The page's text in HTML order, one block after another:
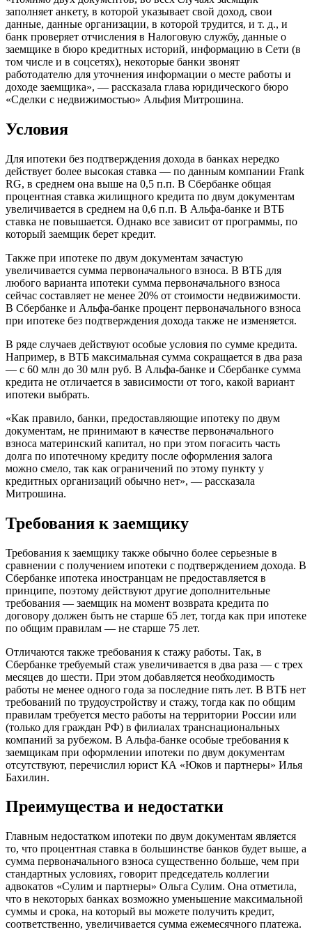
заполняет анкету, в которой указывает свой доход, свои
данные, данные организации, в которой трудится, и т. д., и
банк проверяет отчисления в Налоговую службу, данные о
заемщике в бюро кредитных историй, информацию в Сети (в
том числе и в соцсетях), некоторые банки звонят
работодателю для уточнения информации о месте работы и
доходе заемщика», — рассказала глава юридического бюро
«Сделки с недвижимостью» Альфия Митрошина.
Условия
Для ипотеки без подтверждения дохода в банках нередко
действует более высокая ставка — по данным компании Frank
RG, в среднем она выше на 0,5 п.п. В Сбербанке общая
процентная ставка жилищного кредита по двум документам
увеличивается в среднем на 0,6 п.п. В Альфа-банке и ВТБ
ставка не повышается. Однако все зависит от программы, по
который заемщик берет кредит.
Также при ипотеке по двум документам зачастую
увеличивается сумма первоначального взноса. В ВТБ для
любого варианта ипотеки сумма первоначального взноса
сейчас составляет не менее 20% от стоимости недвижимости.
В Сбербанке и Альфа-банке процент первоначального взноса
при ипотеке без подтверждения дохода также не изменяется.
В ряде случаев действуют особые условия по сумме кредита.
Например, в ВТБ максимальная сумма сокращается в два раза
— с 60 млн до 30 млн руб. В Альфа-банке и Сбербанке сумма
кредита не отличается в зависимости от того, какой вариант
ипотеки выбрать.
«Как правило, банки, предоставляющие ипотеку по двум
документам, не принимают в качестве первоначального
взноса материнский капитал, но при этом погасить часть
долга по ипотечному кредиту после оформления залога
можно смело, так как ограничений по этому пункту у
кредитных организаций обычно нет», — рассказала
Митрошина.
Требования к заемщику
Требования к заемщику также обычно более серьезные в
сравнении с получением ипотеки с подтверждением дохода. В
Сбербанке ипотека иностранцам не предоставляется в
принципе, поэтому действуют другие дополнительные
требования — заемщик на момент возврата кредита по
договору должен быть не старше 65 лет, тогда как при ипотеке
по общим правилам — не старше 75 лет.
Отличаются также требования к стажу работы. Так, в
Сбербанке требуемый стаж увеличивается в два раза — с трех
месяцев до шести. При этом добавляется необходимость
работы не менее одного года за последние пять лет. В ВТБ нет
требований по трудоустройству и стажу, тогда как по общим
правилам требуется место работы на территории России или
(только для граждан РФ) в филиалах транснациональных
компаний за рубежом. В Альфа-банке особые требования к
заемщикам при оформлении ипотеки по двум документам
отсутствуют, перечислил юрист КА «Юков и партнеры» Илья
Бахилин.
Преимущества и недостатки
Главным недостатком ипотеки по двум документам является
то, что процентная ставка в большинстве банков будет выше, а
сумма первоначального взноса существенно больше, чем при
стандартных условиях, говорит председатель коллегии
адвокатов «Сулим и партнеры» Ольга Сулим. Она отметила,
что в некоторых банках возможно уменьшение максимальной
суммы и срока, на который вы можете получить кредит,
соответственно, увеличивается сумма ежемесячного платежа.